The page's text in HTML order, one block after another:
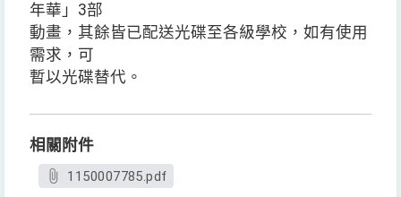
年華」3部
動畫，其餘皆已配送光碟至各級學校，如有使用
需求，可
暫以光碟替代。
相關附件
1150007785.pdf